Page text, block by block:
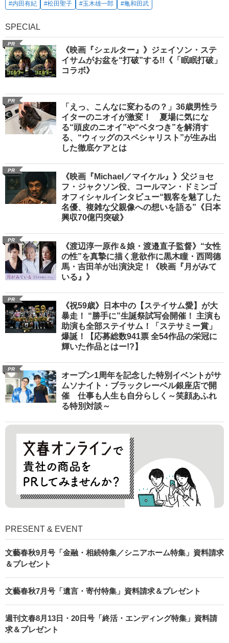
#内田有紀 #松田聖子 #玉木雄一郎 #亀和田武
SPECIAL
PR
《映画『シェルター』》ジェイソン・ステ
イサムがお盆を“打破”する!!《「眠眠打破」
コラボ》
PR
「えっ、こんなに変わるの？」36歳男性ラ
イターのニオイが激変！ 夏場に気にな
る“頭皮のニオイ”や“ベタつき”を解消す
る、“ウィッグのスペシャリスト”が生み出
した徹底ケアとは
PR
《映画『Michael／マイケル』》父ジョセ
フ・ジャクソン役、コールマン・ドミンゴ
オフィシャルインタビュー“観客を魅了した
名優、複雑な父親像への想いを語る”《日本
興収70億円突破》
PR
《渡辺淳一原作＆娘・渡邉直子監督》“女性
の性”を真摯に描く意欲作に黒木瞳・西岡德
馬・吉田羊が出演決定！《映画『月がみて
いる』》
PR
《祝59歳》日本中の【ステイサム愛】が大
暴走！ “勝手に”生誕祭試写会開催！ 主演も
助演も全部ステイサム！「ステサミー賞」
爆誕！【応募総数941票 全54作品の栄冠に
輝いた作品とはー!?】
PR
オープン1周年を記念した特別イベントがサ
ムソナイト・ブラックレーベル銀座店で開
催 仕事も人生も自分らしく～笑顔あふれ
る特別対談～
PRESENT & EVENT
文藝春秋9月号「金融・相続特集／シニアホーム特集」資料請求
＆プレゼント
文藝春秋7月号「遺言・寄付特集」資料請求＆プレゼント
週刊文春8月13日・20日号「終活・エンディング特集」資料請
求＆プレゼント